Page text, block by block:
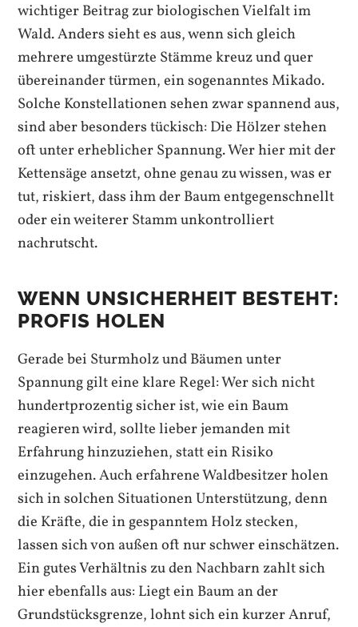
wichtiger Beitrag zur biologischen Vielfalt im
Wald. Anders sieht es aus, wenn sich gleich
mehrere umgestürzte Stämme kreuz und quer
übereinander türmen, ein sogenanntes Mikado.
Solche Konstellationen sehen zwar spannend aus,
sind aber besonders tückisch: Die Hölzer stehen
oft unter erheblicher Spannung. Wer hier mit der
Kettensäge ansetzt, ohne genau zu wissen, was er
tut, riskiert, dass ihm der Baum entgegenschnellt
oder ein weiterer Stamm unkontrolliert
nachrutscht.
WENN UNSICHERHEIT BESTEHT:
PROFIS HOLEN
Gerade bei Sturmholz und Bäumen unter
Spannung gilt eine klare Regel: Wer sich nicht
hundertprozentig sicher ist, wie ein Baum
reagieren wird, sollte lieber jemanden mit
Erfahrung hinzuziehen, statt ein Risiko
einzugehen. Auch erfahrene Waldbesitzer holen
sich in solchen Situationen Unterstützung, denn
die Kräfte, die in gespanntem Holz stecken,
lassen sich von außen oft nur schwer einschätzen.
Ein gutes Verhältnis zu den Nachbarn zahlt sich
hier ebenfalls aus: Liegt ein Baum an der
Grundstücksgrenze, lohnt sich ein kurzer Anruf,